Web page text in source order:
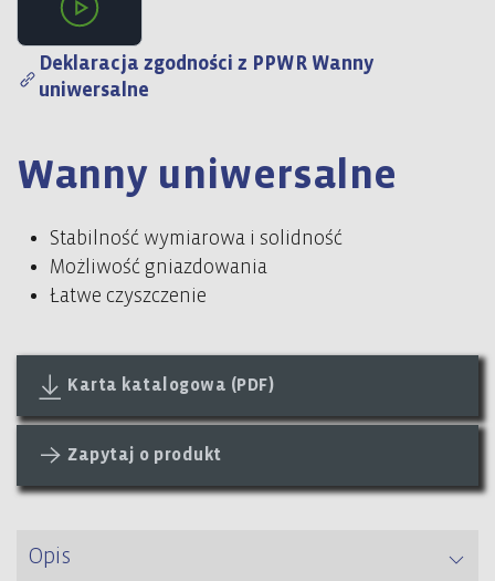
Video 1
Deklaracja zgodności z PPWR Wanny
uniwersalne
Wanny uniwersalne
Stabilność wymiarowa i solidność
Możliwość gniazdowania
Łatwe czyszczenie
Karta katalogowa (PDF)
Zapytaj o produkt
Opis